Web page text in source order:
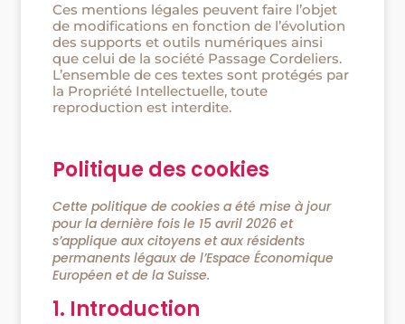
Ces mentions légales peuvent faire l’objet
de modifications en fonction de l’évolution
des supports et outils numériques ainsi
que celui de la société Passage Cordeliers.
L’ensemble de ces textes sont protégés par
la Propriété Intellectuelle, toute
reproduction est interdite.
Politique des cookies
Cette politique de cookies a été mise à jour
pour la dernière fois le 15 avril 2026 et
s’applique aux citoyens et aux résidents
permanents légaux de l’Espace Économique
Européen et de la Suisse.
1. Introduction